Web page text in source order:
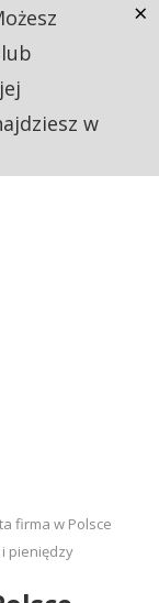
firma w Polsce
pieniędzy
w
×